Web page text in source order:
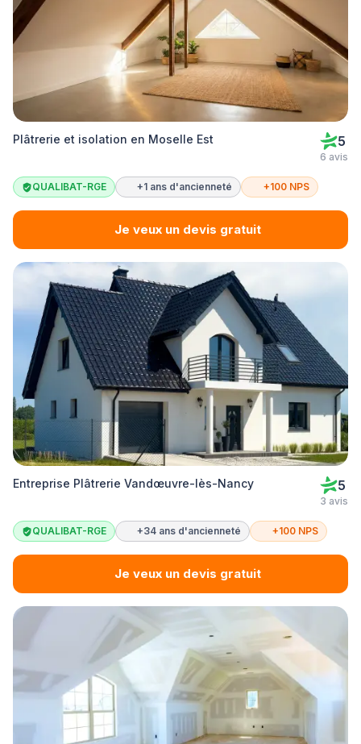
Plâtrerie et isolation en Moselle Est 5
6 avis
QUALIBAT-RGE +1 ans d'ancienneté +100 NPS
Je veux un devis gratuit
Entreprise Plâtrerie Vandœuvre-lès-Nancy 5
3 avis
QUALIBAT-RGE +34 ans d'ancienneté +100 NPS
Je veux un devis gratuit